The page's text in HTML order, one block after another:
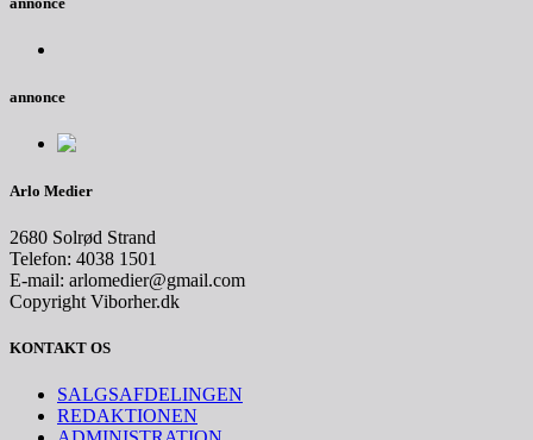
annonce
Arlo Medier
2680 Solrød Strand
Telefon: 4038 1501
E-mail: arlomedier@gmail.com
Copyright Viborher.dk
KONTAKT OS
SALGSAFDELINGEN
REDAKTIONEN